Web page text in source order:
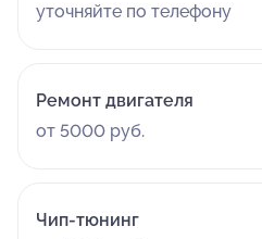
уточняйте по телефону
Ремонт двигателя
от 5000 руб.
Чип-тюнинг